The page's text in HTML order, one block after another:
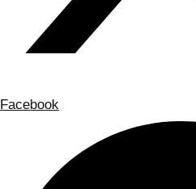
Facebook